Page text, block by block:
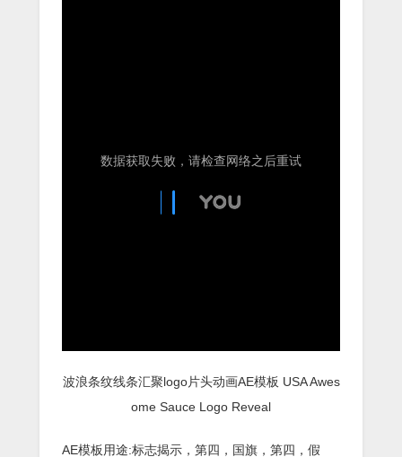
波浪条纹线条汇聚logo片头动画AE模板 USA Awes
ome Sauce Logo Reveal
AE模板用途:标志揭示，第四，国旗，第四，假